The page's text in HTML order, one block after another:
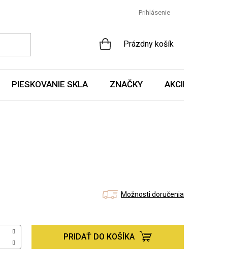
Prihlásenie
NÁKUPNÝ
Prázdny košík
PIESKOVANIE SKLA ZNAČKY AKCIE A
Možnosti doručenia
PRIDAŤ DO KOŠÍKA